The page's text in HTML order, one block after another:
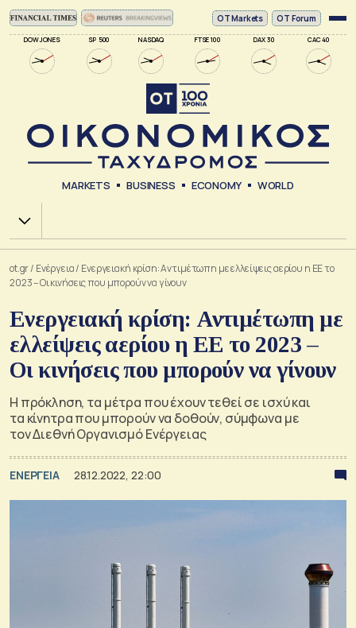
DOW JONES SP 500 NASDAQ FTSE 100 DAX 30 CAC 40
ΟΤ Markets OT Forum
MARKETS BUSINESS ECONOMY WORLD
Χ.Α.
ot.gr/ Ενέργεια/ Ενεργειακή κρίση: Αντιμέτωπη με ελλείψεις αερίου η ΕΕ το
2023 – Οι κινήσεις που μπορούν να γίνουν
Ενεργειακή κρίση: Αντιμέτωπη με
ελλείψεις αερίου η ΕΕ το 2023 –
Οι κινήσεις που μπορούν να γίνουν
Η πρόκληση, τα μέτρα που έχουν τεθεί σε ισχύ και
τα κίνητρα που μπορούν να δοθούν, σύμφωνα με
τον Διεθνή Οργανισμό Ενέργειας
ΕΝΕΡΓΕΙΑ 28.12.2022, 22:00